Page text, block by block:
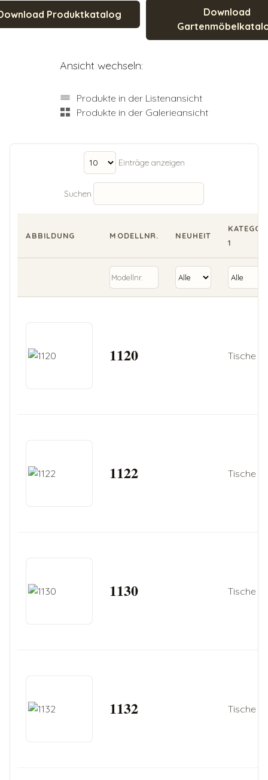
Produktkatalog
Download
Ansicht wechseln:
Produkte in der Listenansicht
Produkte in der Galerieansicht
Einträge anzeigen
Suchen
ABBILDUNG MODELLNR. NEUHEIT
1
1120 Tische
1122 Tische
1130 Tische
1132 Tische